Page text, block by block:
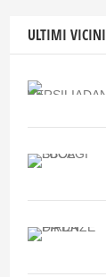
ULTIMI VICINI